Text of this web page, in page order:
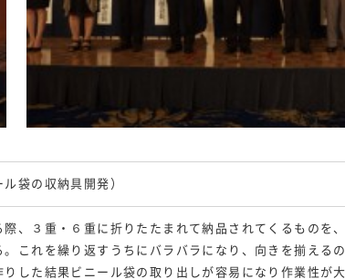
袋の収納具開発）
、３重・６重に折りたたまれて納品されてくるものを
これを繰り返すうちにバラバラになり、向きを揃える
した結果ビニール袋の取り出しが容易になり作業性が